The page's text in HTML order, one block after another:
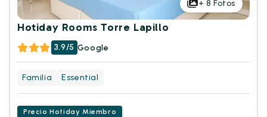
+ 8 Fotos
Hotiday Rooms Torre Lapillo
3.9/5 Google
Familia Essential
Precio Hotiday Miembro